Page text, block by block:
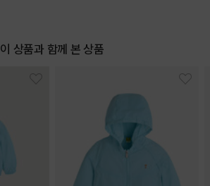
이 상품과 함께 본 상품